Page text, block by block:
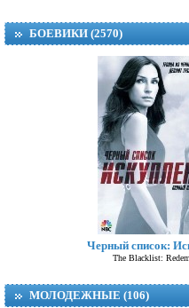
БОЕВИКИ (2570)
Черный список:
The Blacklist:
МОЛОДЕЖНЫЕ (106)